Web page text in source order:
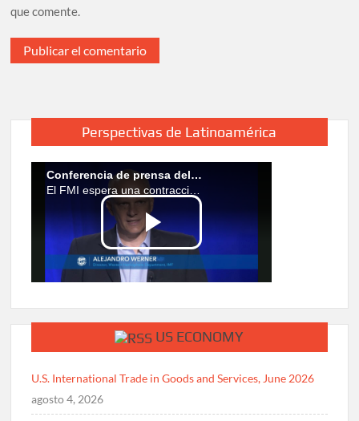
que comente.
Perspectivas de Latinoamérica
US ECONOMY
U.S. International Trade in Goods and Services, June 2026
agosto 4, 2026